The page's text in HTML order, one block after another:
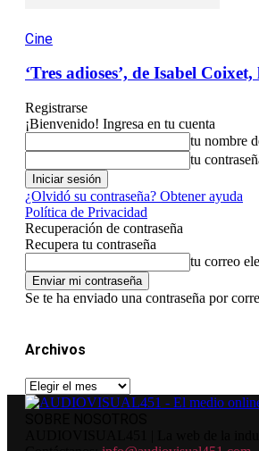
Cine
‘Tres adioses’, de Isabel
Registrarse
¡Bienvenido! Ingresa en tu cuenta
tu nombre
tu
¿Olvidó su contraseña? Obtener ayuda
Política de Privacidad
Recuperación de contraseña
Recupera tu contraseña
tu correo
Se te ha enviado una contraseña por
Archivos
Archivos